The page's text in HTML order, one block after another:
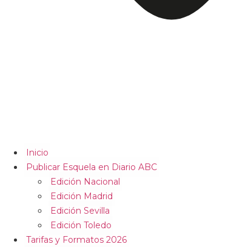
Inicio
Publicar Esquela en Diario ABC
Edición Nacional
Edición Madrid
Edición Sevilla
Edición Toledo
Tarifas y Formatos 2026